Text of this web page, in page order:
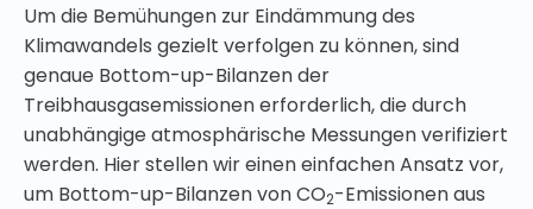
Um die Bemühungen zur Eindämmung des
Klimawandels gezielt verfolgen zu können, sind
genaue Bottom-up-Bilanzen der
Treibhausgasemissionen erforderlich, die durch
unabhängige atmosphärische Messungen verifiziert
werden. Hier stellen wir einen einfachen Ansatz vor,
um Bottom-up-Bilanzen von CO2-Emissionen aus